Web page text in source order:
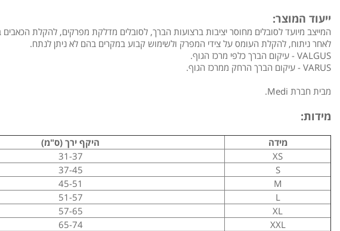
ייעוד המוצר:
המייצב מיועד לסובלים מחוסר יציבות ברצועות הברך, לסובלים מדלקת מפרקים, להקלת
לאחר ניתוח, להקלת העומס על צידי המפרק ולשימוש קבוע במקרים בהם לא ניתן לנתח.
VALGUS - עיקום הברך כלפי מרכז הגוף.
VARUS - עיקום הברך הרחק ממרכז הגוף.
מבית חברת Medi.
מידות:
מידה
היקף ירך (ס"מ)
XS
31-37
S
37-45
M
45-51
L
51-57
XL
57-65
XXL
65-74